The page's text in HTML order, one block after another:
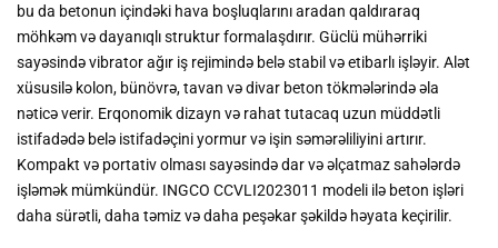
bu da betonun içindəki hava boşluqlarını aradan qaldıraraq
möhkəm və dayanıqlı struktur formalaşdırır. Güclü mühərriki
sayəsində vibrator ağır iş rejimində belə stabil və etibarlı işləyir. Alət
xüsusilə kolon, bünövrə, tavan və divar beton tökmələrində əla
nəticə verir. Erqonomik dizayn və rahat tutacaq uzun müddətli
istifadədə belə istifadəçini yormur və işin səmərəliliyini artırır.
Kompakt və portativ olması sayəsində dar və əlçatmaz sahələrdə
işləmək mümkündür. INGCO CCVLI2023011 modeli ilə beton işləri
daha sürətli, daha təmiz və daha peşəkar şəkildə həyata keçirilir.